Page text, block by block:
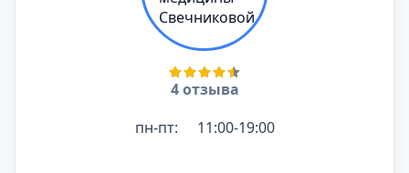
4 отзыва
пн-пт:
11:00-19:00